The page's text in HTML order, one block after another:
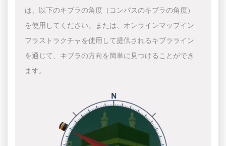
は、以下のキブラの角度（コンパスのキブラの角度）
を使用してください。または、オンラインマップイン
フラストラクチャを使用して提供されるキブラライン
を通じて、キブラの方向を簡単に見つけることができ
ます。